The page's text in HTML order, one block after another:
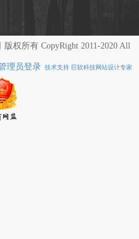
权所有 CopyRight 2011-2020 All
理员登录 技术支持 巨软科技网站设计专家